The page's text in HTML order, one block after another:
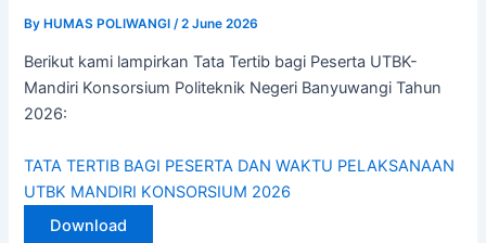
ByHUMAS POLIWANGI /2 June 2026
Berikut kami lampirkan Tata Tertib bagi Peserta UTBK-
Mandiri Konsorsium Politeknik Negeri Banyuwangi Tahun
2026:
TATA TERTIB BAGI PESERTA DAN WAKTU PELAKSANAAN
UTBK MANDIRI KONSORSIUM 2026
Download